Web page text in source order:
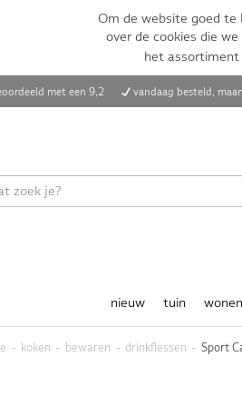
Om de website goed te
over de cookies die
het assortiment
met een 9,2 vandaag besteld,
nieuw tuin wonen
koken bewaren drinkflessen Sport